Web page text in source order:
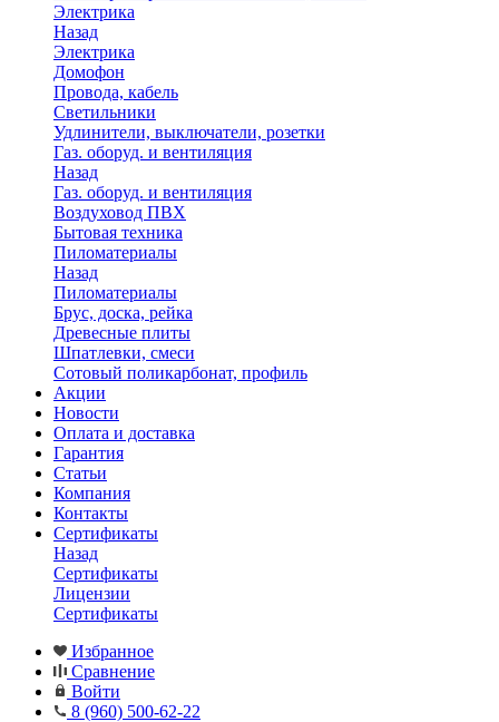
Электрика
Назад
Электрика
Домофон
Провода, кабель
Светильники
Удлинители, выключатели, розетки
Газ. оборуд. и вентиляция
Назад
Газ. оборуд. и вентиляция
Воздуховод ПВХ
Бытовая техника
Пиломатериалы
Назад
Пиломатериалы
Брус, доска, рейка
Древесные плиты
Шпатлевки, смеси
Сотовый поликарбонат, профиль
Акции
Новости
Оплата и доставка
Гарантия
Статьи
Компания
Контакты
Сертификаты
Назад
Сертификаты
Лицензии
Сертификаты
Избранное
Сравнение
Войти
8 (960) 500-62-22